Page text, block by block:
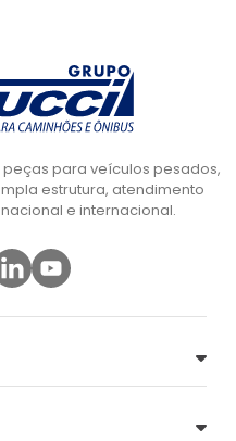
para veículos pesados,
estrutura, atendimento
e internacional.